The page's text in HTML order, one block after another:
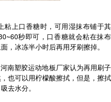
上口香糖时，可用湿抹布铺于其
秒即可，口香糖就会粘在抹布
，冰冻半小时后再用牙刷擦掉。
南塑胶运动地板厂家认为再用刷子
也可以用柠檬酸擦拭，但是，擦拭
去水分。